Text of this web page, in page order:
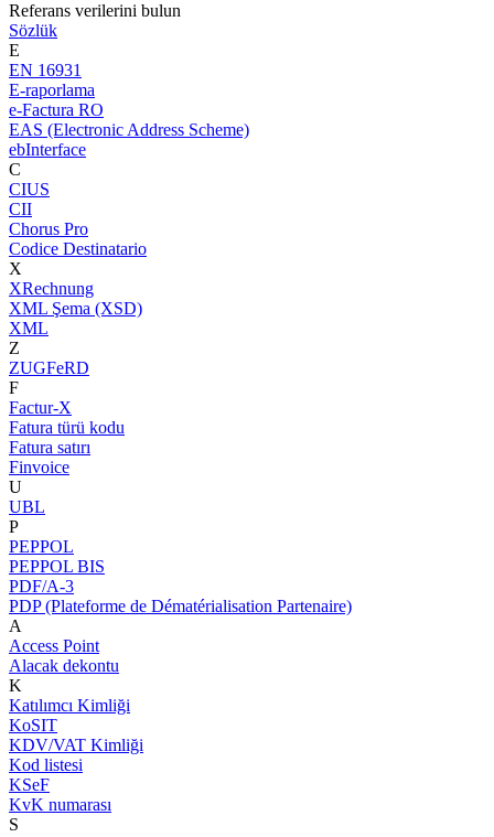
Referans verilerini bulun
Sözlük
E
EN 16931
E-raporlama
e-Factura RO
EAS (Electronic Address Scheme)
ebInterface
C
CIUS
CII
Chorus Pro
Codice Destinatario
X
XRechnung
XML Şema (XSD)
XML
Z
ZUGFeRD
F
Factur-X
Fatura türü kodu
Fatura satırı
Finvoice
U
UBL
P
PEPPOL
PEPPOL BIS
PDF/A-3
PDP (Plateforme de Dématérialisation Partenaire)
A
Access Point
Alacak dekontu
K
Katılımcı Kimliği
KoSIT
KDV/VAT Kimliği
Kod listesi
KSeF
KvK numarası
S